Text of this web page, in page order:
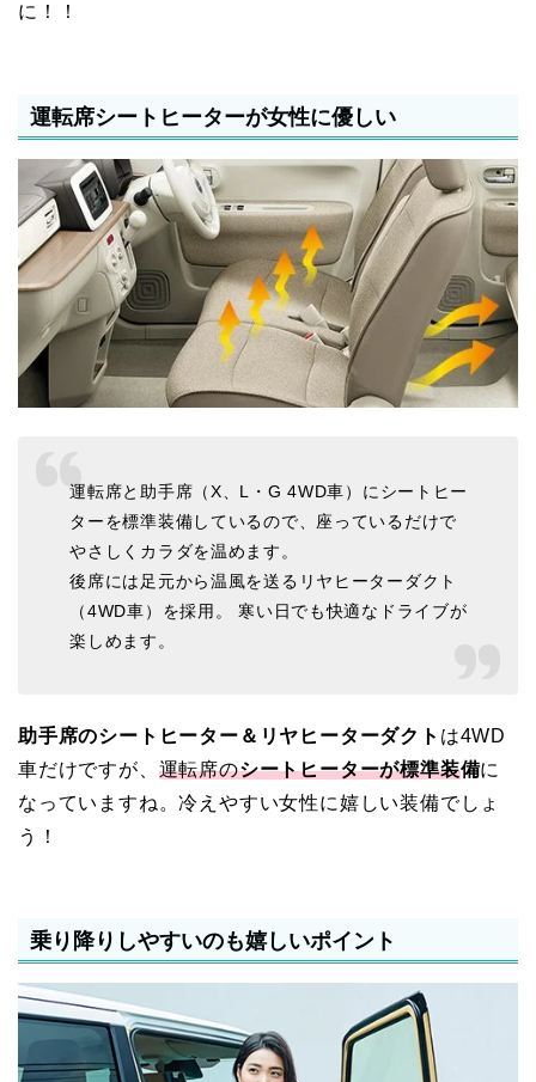
に！！
運転席シートヒーターが女性に優しい
運転席と助手席（X、L・G 4WD車）にシートヒー
ターを標準装備しているので、座っているだけで
やさしくカラダを温めます。
後席には足元から温風を送るリヤヒーターダクト
（4WD車）を採用。 寒い日でも快適なドライブが
楽しめます。
助手席のシートヒーター＆リヤヒーターダクト は4WD
車だけですが、 運転席のシートヒーターが標準装備に
なっていますね。冷えやすい女性に嬉しい装備でしょ
う！
乗り降りしやすいのも嬉しいポイント